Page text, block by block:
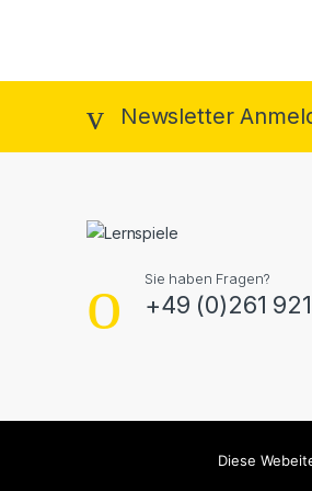
Newsletter
Sie haben Fragen?
+49 (0)261
Diese